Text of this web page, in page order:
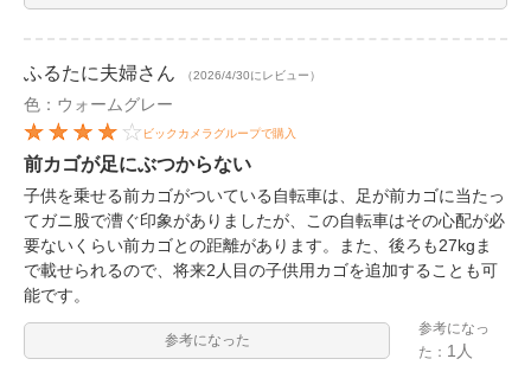
ふるたに夫婦さん （2026/4/30にレビュー）
色：ウォームグレー
ビックカメラグループで購入
前カゴが足にぶつからない
子供を乗せる前カゴがついている自転車は、足が前カゴに当たっ
てガニ股で漕ぐ印象がありましたが、この自転車はその心配が必
要ないくらい前カゴとの距離があります。また、後ろも27kgま
で載せられるので、将来2人目の子供用カゴを追加することも可
能です。
参考になった
参考になっ
た： 1人